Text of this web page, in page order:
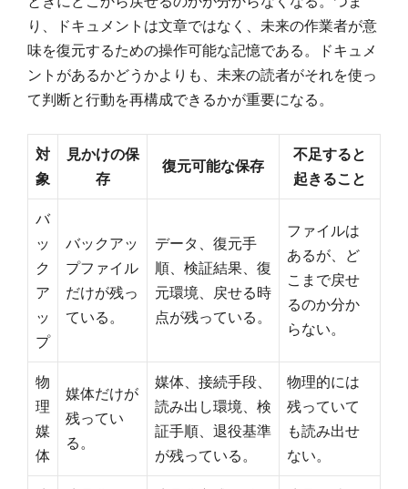
り、ドキュメントは文章ではなく、未来の作業者が意
味を復元するための操作可能な記憶である。ドキュメ
ントがあるかどうかよりも、未来の読者がそれを使っ
て判断と行動を再構成できるかが重要になる。
対
象
見かけの保
存
復元可能な保存
不足すると
起きること
バ
ッ
ク
ア
ッ
プ
バックアッ
プファイル
だけが残っ
ている。
データ、復元手
順、検証結果、復
元環境、戻せる時
点が残っている。
ファイルは
あるが、ど
こまで戻せ
るのか分か
らない。
物
理
媒
体
媒体だけが
残ってい
る。
媒体、接続手段、
読み出し環境、検
証手順、退役基準
が残っている。
物理的には
残っていて
も読み出せ
ない。